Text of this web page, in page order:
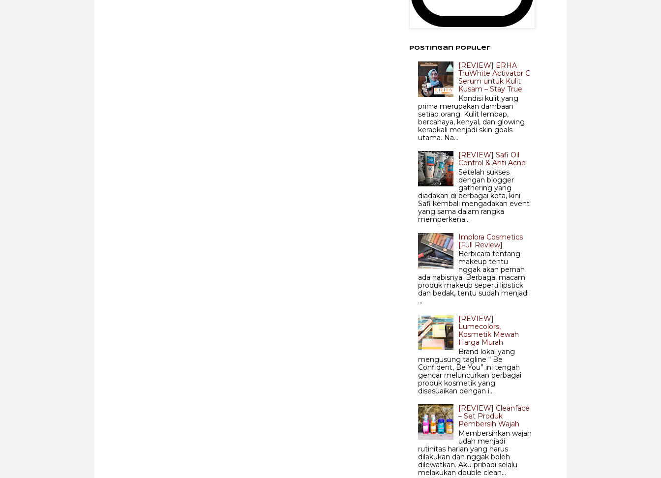
Postingan Populer
[REVIEW] ERHA
TruWhite Activator C
Serum untuk Kulit
Kusam – Stay True
Kondisi kulit yang
prima merupakan dambaan
setiap orang. Kulit lembap,
bercahaya, kenyal, dan glowing
kerapkali menjadi skin goals
utama. Na...
[REVIEW] Safi Oil
Control & Anti Acne
Setelah sukses
dengan blogger
gathering yang
diadakan di berbagai kota, kini
Safi kembali mengadakan event
yang sama dalam rangka
memperkena...
Implora Cosmetics
[Full Review]
Berbicara tentang
makeup tentu
nggak akan pernah
ada habisnya. Berbagai macam
produk makeup seperti lipstick
dan bedak, tentu sudah menjadi
...
[REVIEW]
Lumecolors,
Kosmetik Mewah
Harga Murah
Brand lokal yang
mengusung tagline “ Be
Confident, Be You” ini tengah
gencar meluncurkan berbagai
produk kosmetik yang
disesuaikan dengan i...
[REVIEW] Cleanface
– Set Produk
Pembersih Wajah
Membersihkan wajah
udah menjadi
rutinitas harian yang harus
dilakukan dan nggak boleh
dilewatkan. Aku pribadi selalu
melakukan double clean...